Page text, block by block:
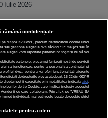
Iulie 2026
rămână confidențiale
dispozitivul dvs., precum identificatorii cookie unici
sau gestiona alegerile dvs. făcând clic mai jos sau în
alegeri vor fi raportate partenerilor noștri și nu vă vor
partenere, precum si furnizorii nostri de servicii
sa functioneze, pentru a personaliza continutul si
profilul dvs., pentru a va oferi functionalitati aferente
de drepturile prevazute de art. 15-22 din GDPR
drepturi pot fi exercitate prin modalitatea indicata aici
de tip Cookie, care implica inclusiv acceptul
ii cu care colaboram. Prin click pe “VREAU SA
in mod individual, mai putin cele legate de cookie strict
datele pentru a oferi: